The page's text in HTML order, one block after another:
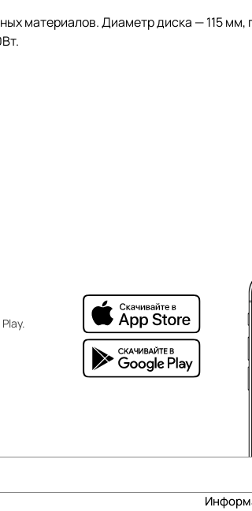
материалов. Диаметр диска — 115